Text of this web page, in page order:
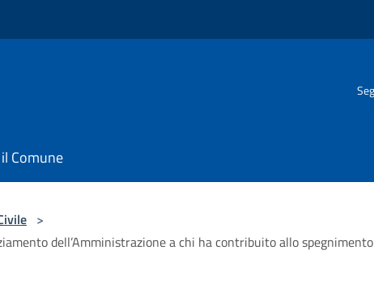
Comune
>
dell’Amministrazione a chi ha contribuito allo spegnimento